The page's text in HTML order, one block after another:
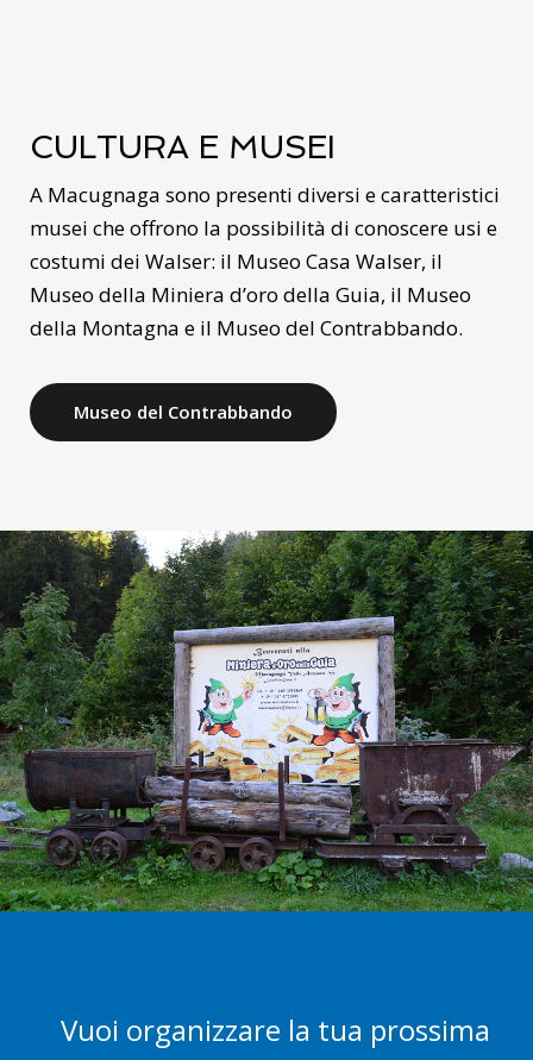
CULTURA E MUSEI
A Macugnaga sono presenti diversi e caratteristici
musei che offrono la possibilità di conoscere usi e
costumi dei Walser: il Museo Casa Walser, il
Museo della Miniera d’oro della Guia, il Museo
della Montagna e il Museo del Contrabbando.
Museo del Contrabbando
Vuoi organizzare la tua prossima